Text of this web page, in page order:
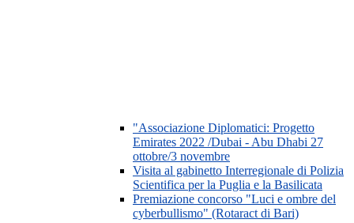
"Associazione Diplomatici: Progetto
Emirates 2022 /Dubai - Abu Dhabi 27
ottobre/3 novembre
Visita al gabinetto Interregionale di Polizia
Scientifica per la Puglia e la Basilicata
Premiazione concorso "Luci e ombre del
cyberbullismo" (Rotaract di Bari)